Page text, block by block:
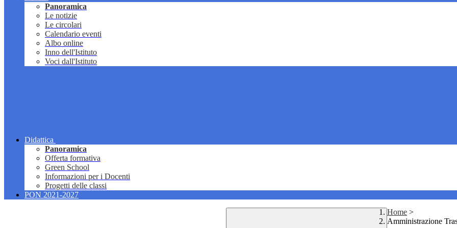
Panoramica
Le notizie
Le circolari
Calendario eventi
Albo online
Inno dell'Istituto
Voci dall'Istituto
Didattica
Panoramica
Offerta formativa
Green School
Informazioni per i Docenti
Progetti delle classi
PON 2021-2027
Home >
Amministrazione